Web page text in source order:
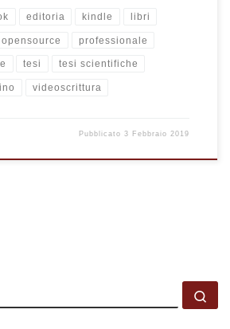
editoria kindle libri
opensource professionale
tesi tesi scientifiche
videoscrittura
Pubblicato3 Febbraio 2019